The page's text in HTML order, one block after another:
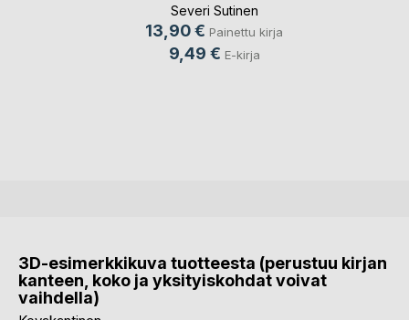
Severi Sutinen
13,90 € Painettu kirja
9,49 € E-kirja
3D-esimerkkikuva tuotteesta (perustuu kirjan
kanteen, koko ja yksityiskohdat voivat
vaihdella)